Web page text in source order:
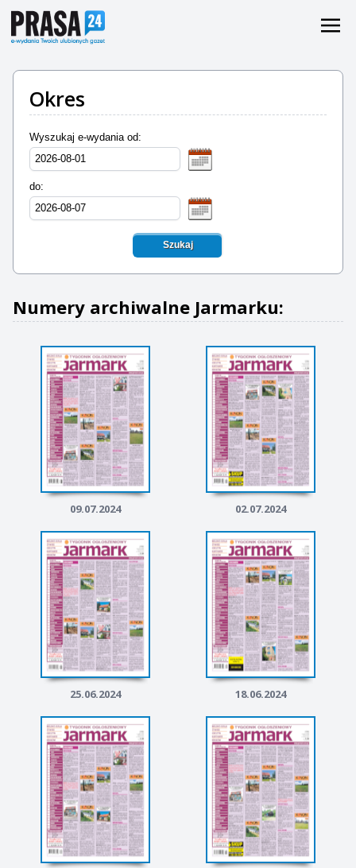
Okres
Wyszukaj e-wydania od:
do:
Szukaj
Numery archiwalne Jarmarku:
09.07.2024 02.07.2024
25.06.2024 18.06.2024